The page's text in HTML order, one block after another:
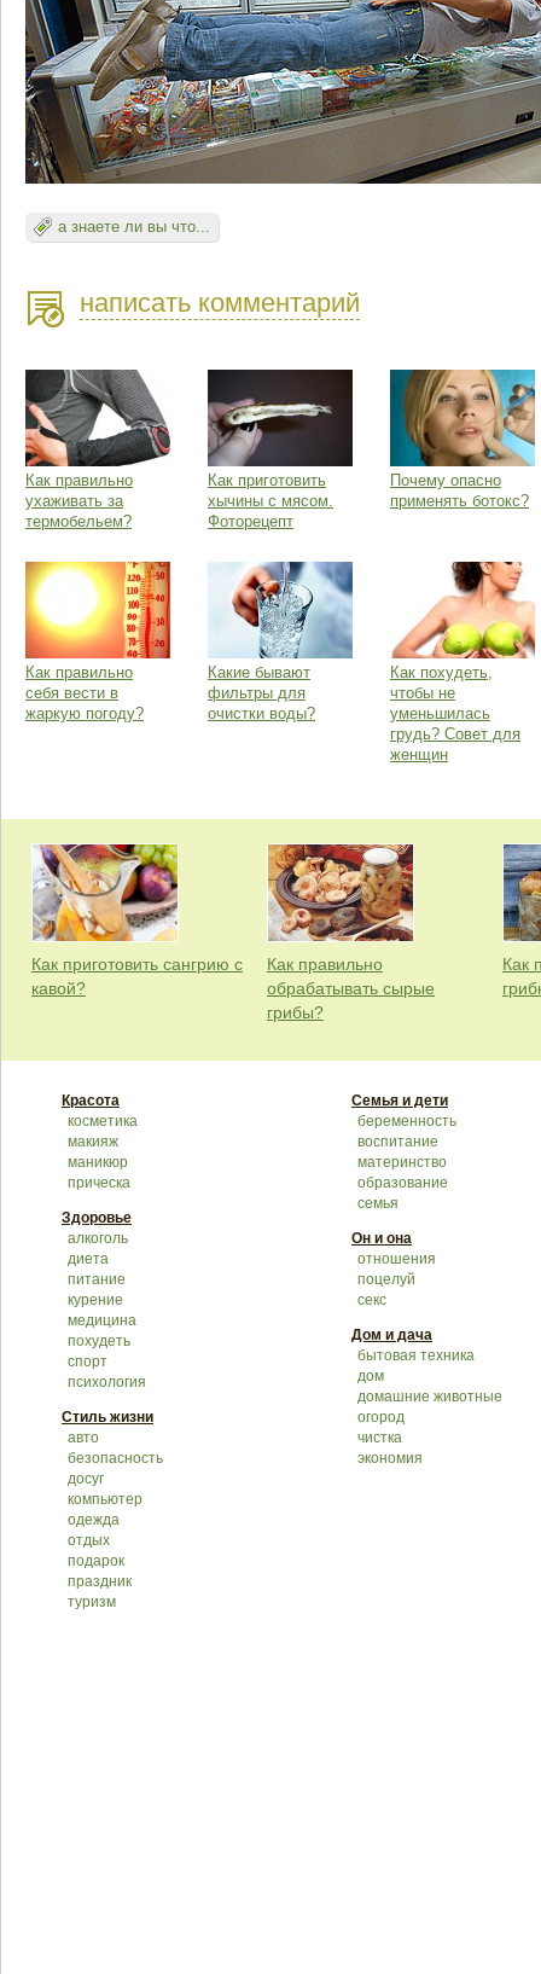
а знаете ли вы что...
написать комментарий
Как правильно
ухаживать за
термобельем?
Как приготовить
хычины с мясом.
Фоторецепт
Почему опасно
применять ботокс?
Как правильно
себя вести в
жаркую погоду?
Какие бывают
фильтры для
очистки воды?
Как похудеть,
чтобы не
уменьшилась
грудь? Совет для
женщин
Как приготовить сангрию с
кавой?
Как правильно
обрабатывать сырые
грибы?
Как
Красота
косметика
макияж
маникюр
прическа
Здоровье
алкоголь
диета
питание
курение
медицина
похудеть
спорт
психология
Стиль жизни
авто
безопасность
досуг
компьютер
одежда
отдых
подарок
праздник
туризм
Семья и дети
беременность
воспитание
материнство
образование
семья
Он и она
отношения
поцелуй
секс
Дом и дача
бытовая техника
дом
домашние животные
огород
чистка
экономия